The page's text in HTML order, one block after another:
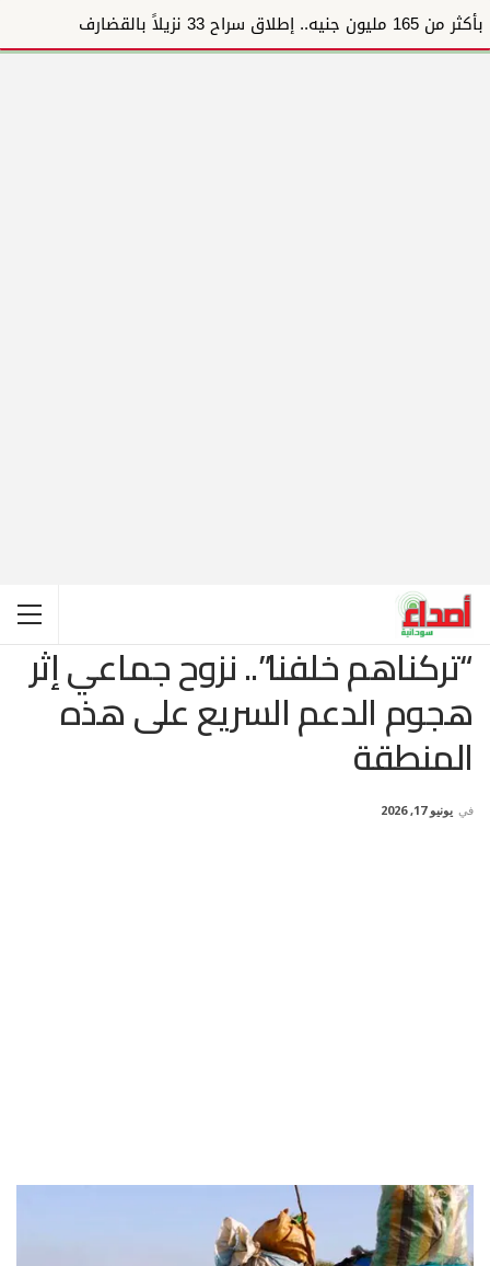
بأكثر من 165 مليون جنيه.. إطلاق سراح 33 نزيلاً بالقضارف
“تركناهم خلفنا”.. نزوح جماعي إثر
هجوم الدعم السريع على هذه
المنطقة
في يونيو 17, 2026